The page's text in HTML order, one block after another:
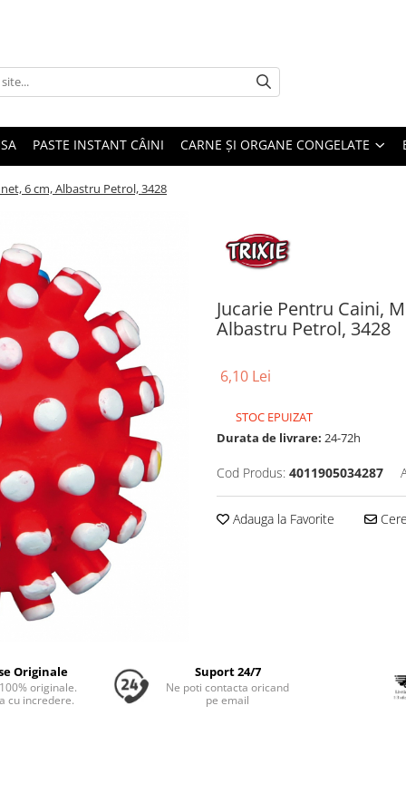
PASTE INSTANT CÂINI CARNE ȘI ORGANE CONGELATE
6 cm, Albastru Petrol, 3428
Jucarie Pentru Caini,
Albastru Petrol, 3428
6,10 Lei
STOC EPUIZAT
Durata de livrare: 24-72h
Cod Produs: 4011905034287
Adauga la Favorite
Originale
originale.
cu incredere.
Suport 24/7
Ne poti contacta oricand
pe email